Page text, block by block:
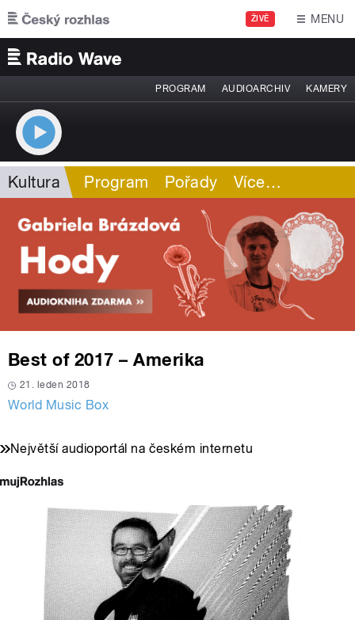
Přejít k hlavnímu obsahu
ŽIVĚ MENU
PROGRAM AUDIOARCHIV KAMERY
Kultura Program Pořady Více…
Best of 2017 – Amerika
21. leden 2018
World Music Box
Největší audioportál na českém internetu